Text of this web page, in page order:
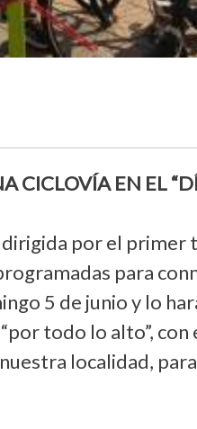
CICLOVÍA EN EL
por el primer
para
5 de junio y lo
todo lo alto”,
localidad,